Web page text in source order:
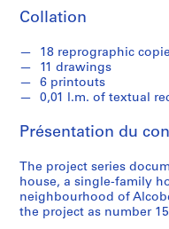
(
s
)
A
r
c
h
t
e
c
Collation
18 reprographic
11 drawings
6 printouts
0,01 l.m. of textual
Présentation du
The project series
house, a single-family
neighbourhood of
the project as number